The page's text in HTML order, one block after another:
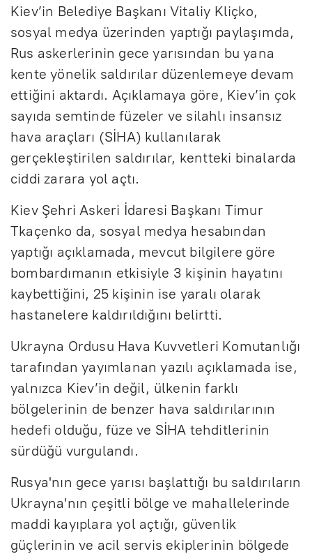
Kiev’in Belediye Başkanı Vitaliy Kliçko,
sosyal medya üzerinden yaptığı paylaşımda,
Rus askerlerinin gece yarısından bu yana
kente yönelik saldırılar düzenlemeye devam
ettiğini aktardı. Açıklamaya göre, Kiev’in çok
sayıda semtinde füzeler ve silahlı insansız
hava araçları (SİHA) kullanılarak
gerçekleştirilen saldırılar, kentteki binalarda
ciddi zarara yol açtı.
Kiev Şehri Askeri İdaresi Başkanı Timur
Tkaçenko da, sosyal medya hesabından
yaptığı açıklamada, mevcut bilgilere göre
bombardımanın etkisiyle 3 kişinin hayatını
kaybettiğini, 25 kişinin ise yaralı olarak
hastanelere kaldırıldığını belirtti.
Ukrayna Ordusu Hava Kuvvetleri Komutanlığı
tarafından yayımlanan yazılı açıklamada ise,
yalnızca Kiev’in değil, ülkenin farklı
bölgelerinin de benzer hava saldırılarının
hedefi olduğu, füze ve SİHA tehditlerinin
sürdüğü vurgulandı.
Rusya'nın gece yarısı başlattığı bu saldırıların
Ukrayna'nın çeşitli bölge ve mahallelerinde
maddi kayıplara yol açtığı, güvenlik
güçlerinin ve acil servis ekiplerinin bölgede